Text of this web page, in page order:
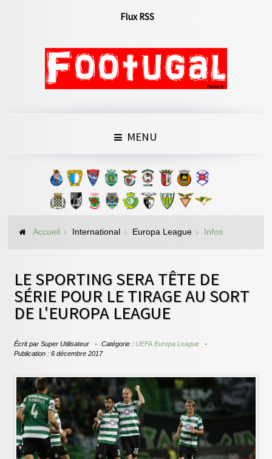
Flux RSS
MENU
Accueil International Europa League Infos
LE SPORTING SERA TÊTE DE
SÉRIE POUR LE TIRAGE AU SORT
DE L'EUROPA LEAGUE
Écrit parSuper Utilisateur Catégorie :UEFA Europa League
Publication : 6 décembre 2017